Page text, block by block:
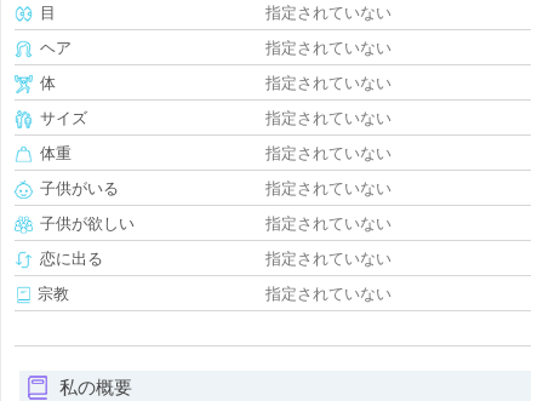
目
指定されていない
ヘア
指定されていない
体
指定されていない
サイズ
指定されていない
体重
指定されていない
子供がいる
指定されていない
子供が欲しい
指定されていない
恋に出る
指定されていない
宗教
指定されていない
私の概要